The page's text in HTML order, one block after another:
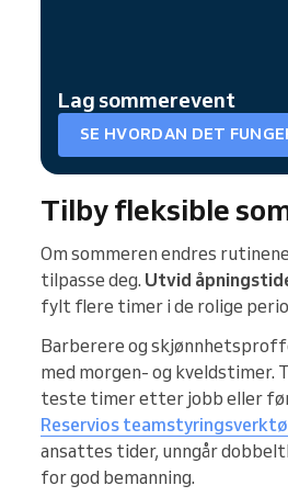
Lag sommerevent
SE HVORDAN DET
Tilby fleksible
Om sommeren endres rutinene
tilpasse deg. Utvid
fylt flere timer i de rolige
Barberere og
med morgen- og kveldstimer.
teste timer etter jobb eller
Reservios
ansattes tider, unngår
for god bemanning.